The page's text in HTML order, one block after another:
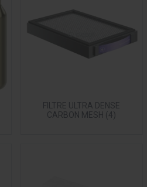
FILTRE ULTRA DENSE
CARBON MESH (4)